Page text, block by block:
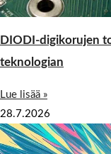
DIODI-digikorujen
teknologian
Lue lisää »
28.7.2026